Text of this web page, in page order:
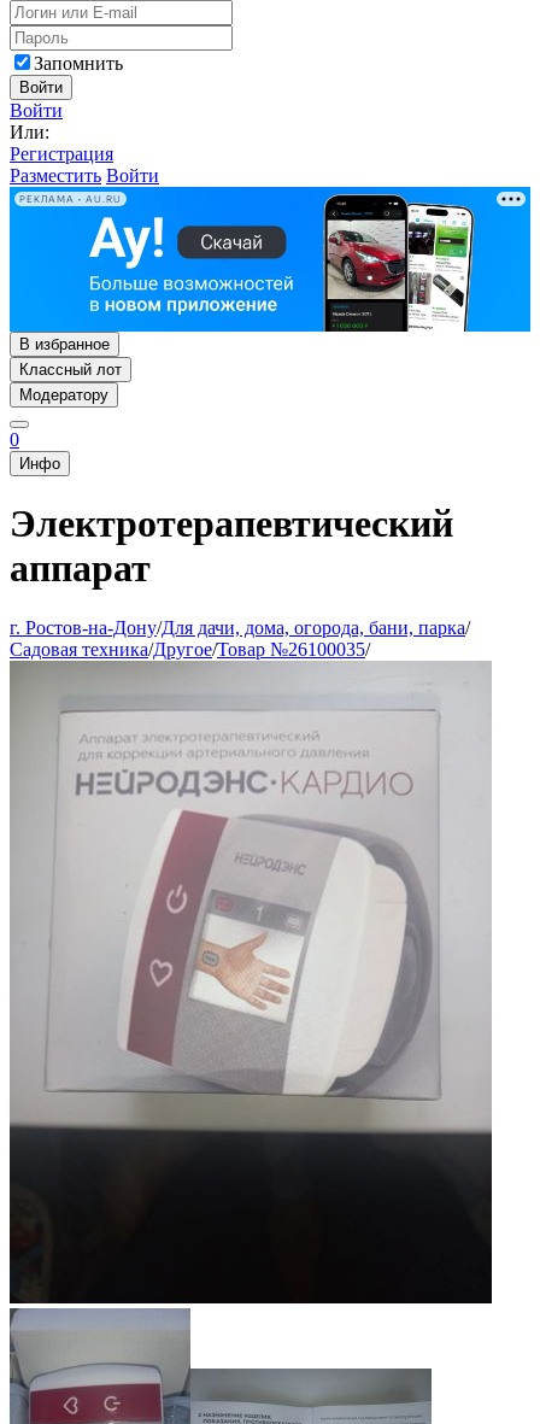
Запомнить
Войти
Войти
Или:
Регистрация
Разместить Войти
РЕКЛАМА • AU.RU
В избранное
Классный лот
Модератору
0
Инфо
Электротерапевтический
аппарат
г. Ростов-на-Дону/Для дачи, дома, огорода, бани, парка/
Садовая техника/Другое/Товар №26100035/